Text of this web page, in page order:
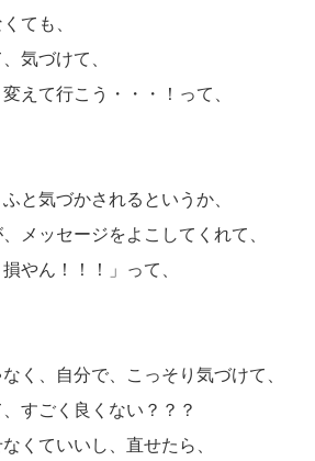
ても、
気づけて、
えて行こう・・・！って、
と気づかされるというか、
メッセージをよこしてくれて、
やん！！！」って、
く、自分で、こっそり気づけて、
すごく良くない？？？
くていいし、直せたら、